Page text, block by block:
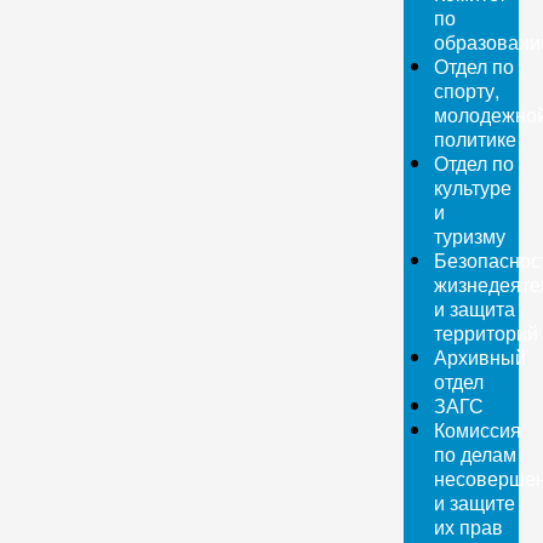
по
Отдел по
спорту,
политике
Отдел по
культуре
и
туризму
и защита
территорий
Архивный
отдел
ЗАГС
Комиссия
по делам
и защите
их прав